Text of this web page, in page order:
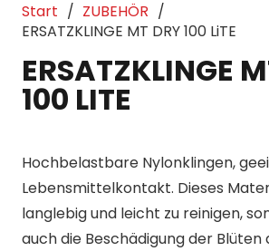
Start / ZUBEHÖR /
ERSATZKLINGE MT DRY 100 LiTE
ERSATZKLINGE
100 LITE
Hochbelastbare Nylonklingen,
Lebensmittelkontakt. Dieses
langlebig und leicht zu reinigen,
auch die Beschädigung der Blüten